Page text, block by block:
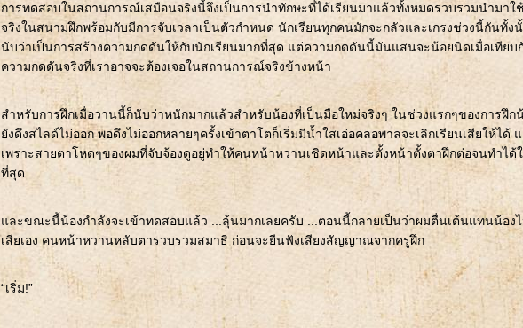
การทดสอบในสถานการณ์เสมือนจริงนี้จึงเป็นการนำทักษะที่ได้เรียนมาแล้วทั้งหมดรวบรวมนำมาใ
จริงในสนามฝึกพร้อมกับมีการจับเวลาเป็นตัวกำหนด นักเรียนทุกคนมักจะกลัวและเกรงช่วงนี้กันทั้ง
นับว่าเป็นการสร้างความกดดันให้กับนักเรียนมากที่สุด แต่ความกดดันนี้มันแสนจะน้อยนิดเมื่อเทียบ
ความกดดันจริงที่เราอาจจะต้องเจอในสถานการณ์จริงข้างหน้า
สำหรับการฝึกเมื่อวานนี้ก็นับว่าหนักมากแล้วสำหรับน้องที่เป็นมือใหม่จริงๆ ในช่วงแรกๆของการฝึก
งดึงสไลด์ไม่ออก พอดึงไม่ออกหลายๆครั้งเข้าตาโตก็เริ่มมีน้ำใสเอ่อคลอพาลจะเลิกเรียนเสียให้ได้
เพราะสายตาโหดๆของผมที่จับจ้องดูอยู่ทำให้คนหน้าหวานเชิดหน้าและตั้งหน้าตั้งตาฝึกต่อจนทำได้
ที่สุด
ละขณะนี้น้องกำลังจะเข้าทดสอบแล้ว ...ลุ้นมากเลยครับ ...ตอนนี้กลายเป็นว่าผมตื่นเต้นแทนน้อง
เสียเอง คนหน้าหวานหลับตารวบรวมสมาธิ ก่อนจะยืนฟังเสียงสัญญาณจากครูฝึก
“เริ่ม!”